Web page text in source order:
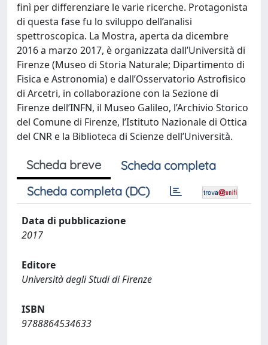
finì per differenziare le varie ricerche. Protagonista
di questa fase fu lo sviluppo dell’analisi
spettroscopica. La Mostra, aperta da dicembre
2016 a marzo 2017, è organizzata dall’Università di
Firenze (Museo di Storia Naturale; Dipartimento di
Fisica e Astronomia) e dall’Osservatorio Astrofisico
di Arcetri, in collaborazione con la Sezione di
Firenze dell’INFN, il Museo Galileo, l’Archivio Storico
del Comune di Firenze, l’Istituto Nazionale di Ottica
del CNR e la Biblioteca di Scienze dell’Università.
Scheda breve
Scheda completa
Scheda completa (DC)
Data di pubblicazione
2017
Editore
Università degli Studi di Firenze
ISBN
9788864534633